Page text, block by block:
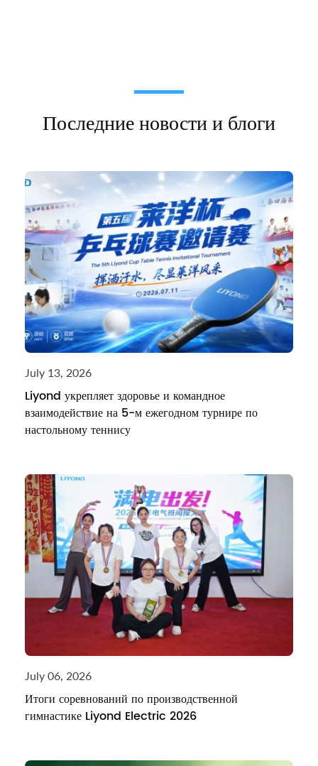
Последние новости и блоги
July 13, 2026
Liyond укрепляет здоровье и командное
взаимодействие на 5-м ежегодном турнире по
настольному теннису
July 06, 2026
Итоги соревнований по производственной
гимнастике Liyond Electric 2026